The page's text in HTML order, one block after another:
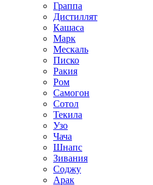
Граппа
Дистиллят
Кашаса
Марк
Мескаль
Писко
Ракия
Ром
Самогон
Сотол
Текила
Узо
Чача
Шнапс
Зивания
Соджу
Арак